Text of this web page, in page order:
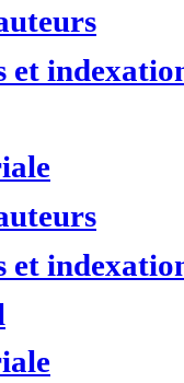
et
et